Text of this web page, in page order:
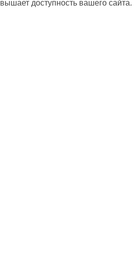
доступность вашего сайта.